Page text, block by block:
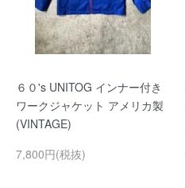
６０'s UNITOG インナー付き
ワークジャケット アメリカ製
(VINTAGE)
7,800円(税抜)